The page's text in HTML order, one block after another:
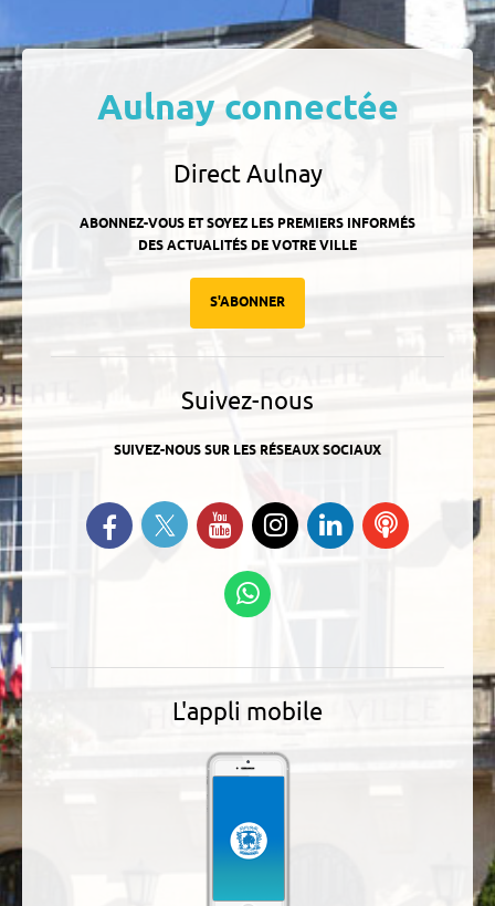
Aulnay connectée
Direct Aulnay
ABONNEZ-VOUS ET SOYEZ LES PREMIERS INFORMÉS
DES ACTUALITÉS DE VOTRE VILLE
S'ABONNER
Suivez-nous
SUIVEZ-NOUS SUR LES RÉSEAUX SOCIAUX
Retrouvez-nous sur Facebook
Suivez-nous sur Twitter
Suivez-nous sur YouTube
Suivez-nous sur
Instagram
Retrouvez-
nous sur
Ecoutez
L'appli mobile